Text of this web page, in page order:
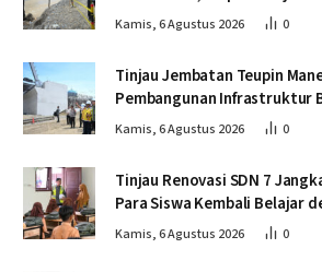
Jembatan Lumut
Kamis, 6 Agustus 2026 0
Tinjau Jembatan Teupin
Pembangunan Infrastruktur
dan Tepat Waktu
Kamis, 6 Agustus 2026 0
Tinjau Renovasi SDN 7
Para Siswa Kembali Belajar
Pascabencana
Kamis, 6 Agustus 2026 0